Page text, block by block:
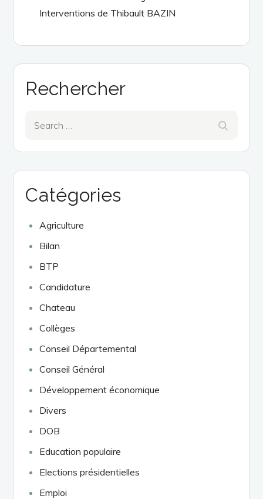
Interventions de Thibault BAZIN
Rechercher
Catégories
Agriculture
Bilan
BTP
Candidature
Chateau
Collèges
Conseil Départemental
Conseil Général
Développement économique
Divers
DOB
Education populaire
Elections présidentielles
Emploi